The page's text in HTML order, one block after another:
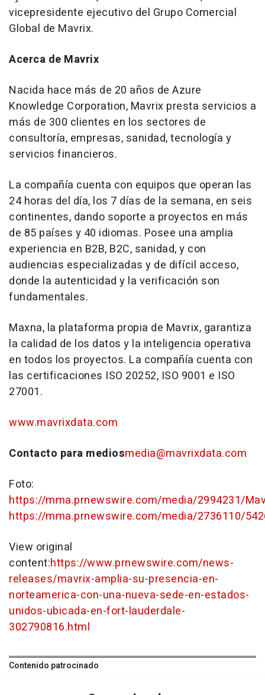
vicepresidente ejecutivo del Grupo Comercial
Global de Mavrix.
Acerca de Mavrix
Nacida hace más de 20 años de Azure
Knowledge Corporation, Mavrix presta servicios a
más de 300 clientes en los sectores de
consultoría, empresas, sanidad, tecnología y
servicios financieros.
La compañía cuenta con equipos que operan las
24 horas del día, los 7 días de la semana, en seis
continentes, dando soporte a proyectos en más
de 85 países y 40 idiomas. Posee una amplia
experiencia en B2B, B2C, sanidad, y con
audiencias especializadas y de difícil acceso,
donde la autenticidad y la verificación son
fundamentales.
Maxna, la plataforma propia de Mavrix, garantiza
la calidad de los datos y la inteligencia operativa
en todos los proyectos. La compañía cuenta con
las certificaciones ISO 20252, ISO 9001 e ISO
27001.
www.mavrixdata.com
Contacto para mediosmedia@mavrixdata.com
Foto:
https://mma.prnewswire.com/media/2994231/
https://mma.prnewswire.com/media/2736110/
View original
content:https://www.prnewswire.com/news-
releases/mavrix-amplia-su-presencia-en-
norteamerica-con-una-nueva-sede-en-estados-
unidos-ubicada-en-fort-lauderdale-
302790816.html
Contenido patrocinado